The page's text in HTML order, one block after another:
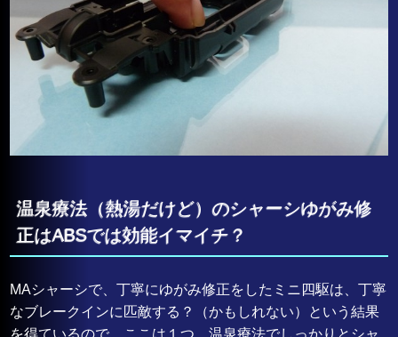
温泉療法（熱湯だけど）のシャーシゆがみ修
正はABSでは効能イマイチ？
MAシャーシで、丁寧にゆがみ修正をしたミニ四駆は、丁寧
なブレークインに匹敵する？（かもしれない）という結果
を得ているので、ここは１つ、温泉療法でしっかりとシャ